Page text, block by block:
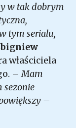
w tak dobrym
tym serialu,
właściciela
–Mam
sezonie
–